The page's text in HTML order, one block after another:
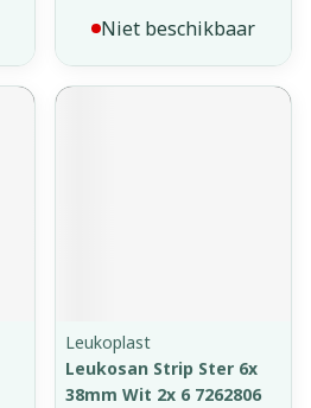
Niet beschikbaar
Leukoplast
Leukosan Strip Ster 6x
38mm Wit 2x 6 7262806